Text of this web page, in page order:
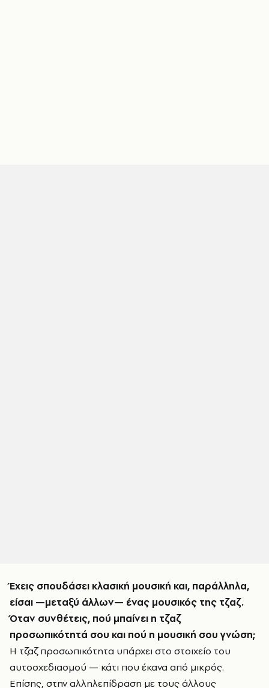
Έχεις σπουδάσει κλασική μουσική και, παράλληλα,
είσαι —μεταξύ άλλων— ένας μουσικός της τζαζ.
Όταν συνθέτεις, πού μπαίνει η τζαζ
προσωπικότητά σου και πού η μουσική σου γνώση;
Η τζαζ προσωπικότητα υπάρχει στο στοιχείο του
αυτοσχεδιασμού — κάτι που έκανα από μικρός.
Επίσης, στην αλληλεπίδραση με τους άλλους